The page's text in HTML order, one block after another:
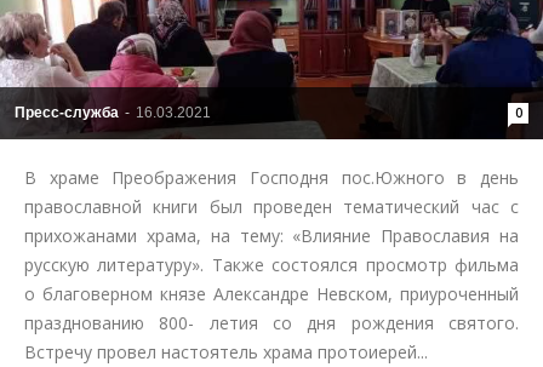
Пресс-служба - 16.03.2021 0
В храме Преображения Господня пос.Южного в день
православной книги был проведен тематический час с
прихожанами храма, на тему: «Влияние Православия на
русскую литературу». Также состоялся просмотр фильма
о благоверном князе Александре Невском, приуроченный
празднованию 800- летия со дня рождения святого.
Встречу провел настоятель храма протоиерей...